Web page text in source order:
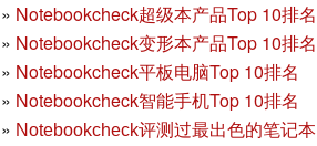
» Notebookcheck超级本产品Top 10排名
» Notebookcheck变形本产品Top 10排名
» Notebookcheck平板电脑Top 10排名
» Notebookcheck智能手机Top 10排名
» Notebookcheck评测过最出色的笔记本